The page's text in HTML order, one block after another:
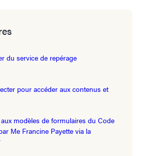
du service de repérage
pour accéder aux contenus et
modèles de formulaires du Code
Me Francine Payette via la